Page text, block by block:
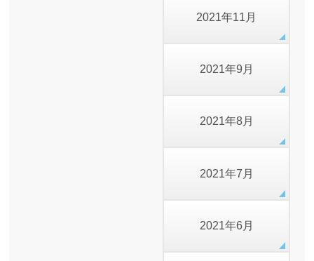
2021年11月
2021年9月
2021年8月
2021年7月
2021年6月